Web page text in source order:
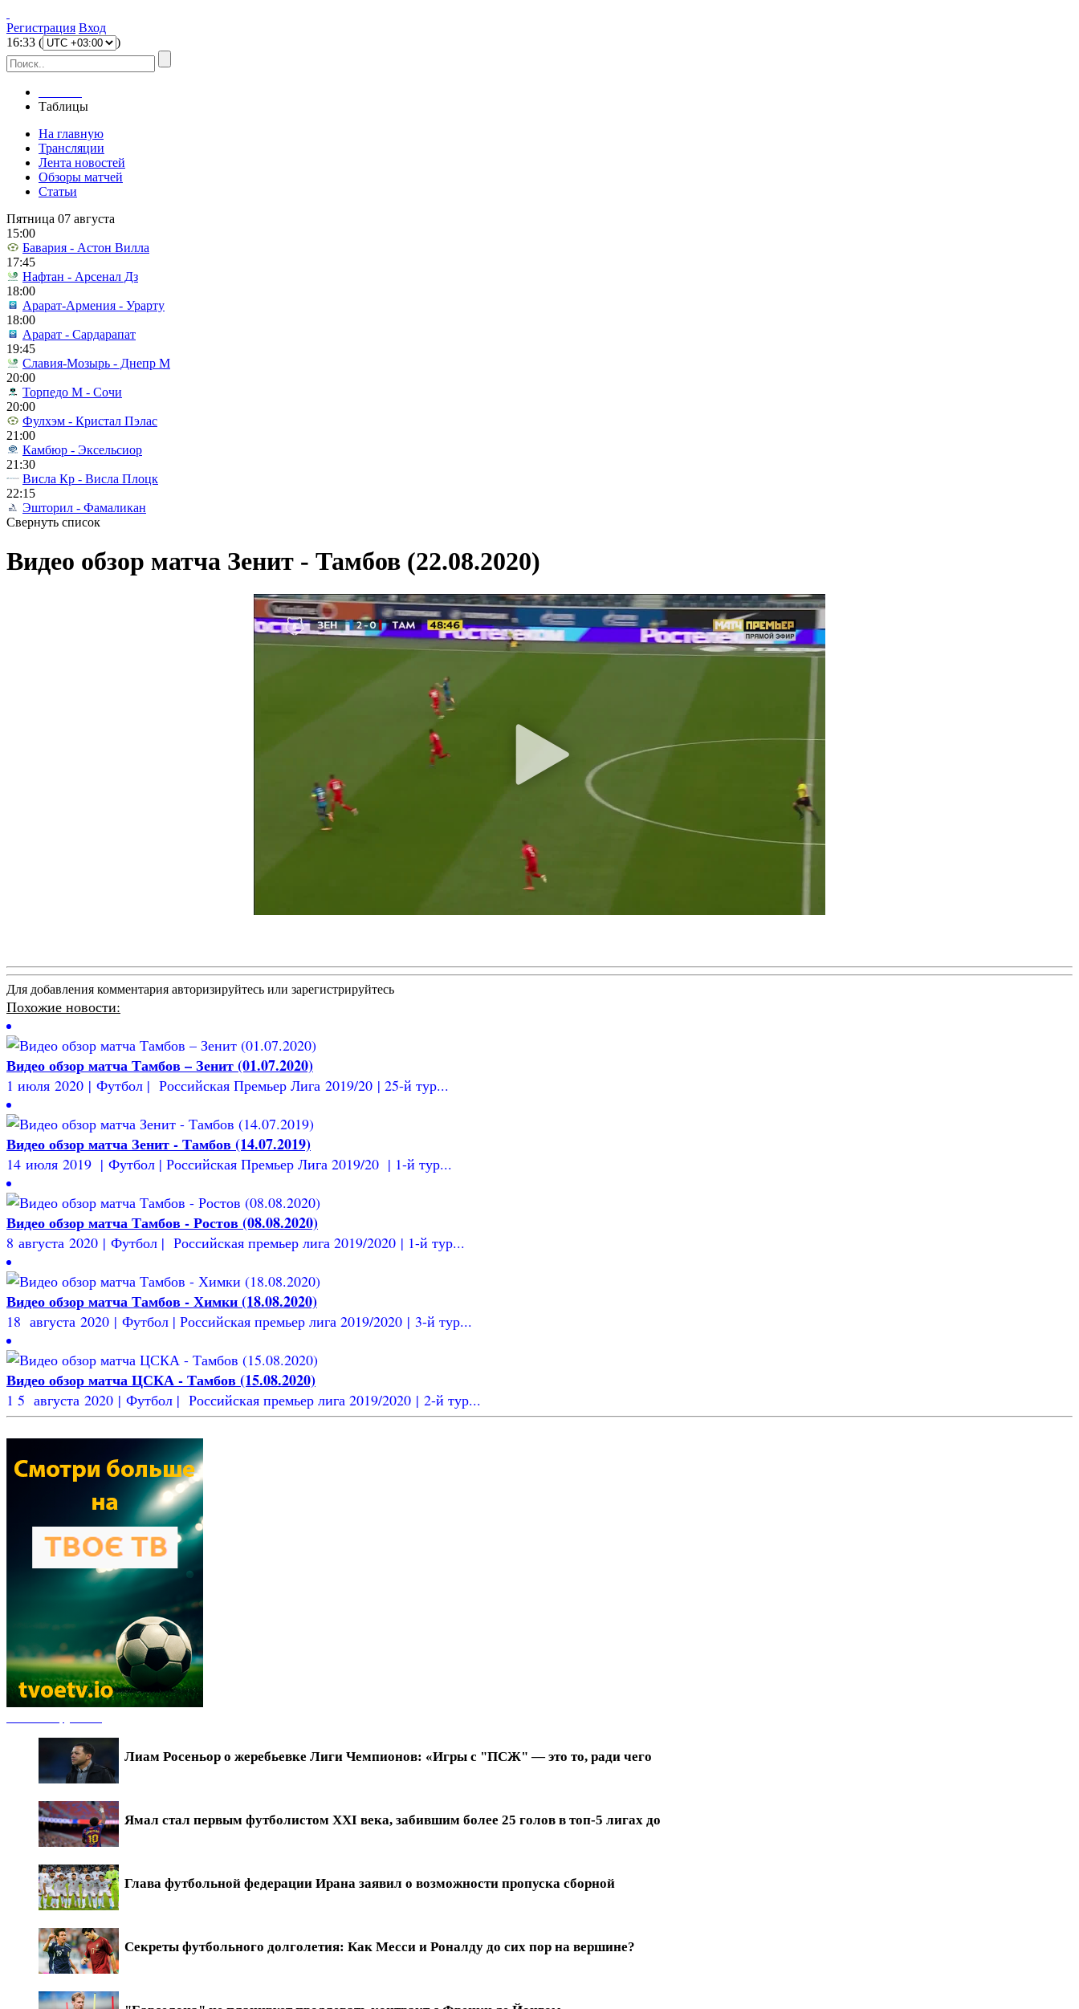
Регистрация Вход
16:33 ( )
Таблицы
На главную
Трансляции
Лента новостей
Обзоры матчей
Статьи
Пятница 07 августа
15:00
Бавария - Астон Вилла
17:45
Нафтан - Арсенал Дз
18:00
Арарат-Армения - Урарту
18:00
Арарат - Сардарапат
19:45
Славия-Мозырь - Днепр М
20:00
Торпедо М - Сочи
20:00
Фулхэм - Кристал Пэлас
21:00
Камбюр - Эксельсиор
21:30
Висла Кр - Висла Плоцк
22:15
Эшторил - Фамаликан
Свернуть список
Видео обзор матча Зенит - Тамбов (22.08.2020)
Для добавления комментария авторизируйтесь или зарегистрируйтесь
Похожие новости:
Видео обзор матча Тамбов – Зенит (01.07.2020)
1 июля 2020 | Футбол | Российская Премьер Лига 2019/20 | 25-й тур...
Видео обзор матча Зенит - Тамбов (14.07.2019)
14 июля 2019 | Футбол | Российская Премьер Лига 2019/20 | 1-й тур...
Видео обзор матча Тамбов - Ростов (08.08.2020)
8 августа 2020 | Футбол | Российская премьер лига 2019/2020 | 1-й тур...
Видео обзор матча Тамбов - Химки (18.08.2020)
18 августа 2020 | Футбол | Российская премьер лига 2019/2020 | 3-й тур...
Видео обзор матча ЦСКА - Тамбов (15.08.2020)
1 5 августа 2020 | Футбол | Российская премьер лига 2019/2020 | 2-й тур...
Лиам Росеньор о жеребьевке Лиги Чемпионов: «Игры с "ПСЖ" — это то, ради чего
Ямал стал первым футболистом XXI века, забившим более 25 голов в топ-5 лигах до
Глава футбольной федерации Ирана заявил о возможности пропуска сборной
Секреты футбольного долголетия: Как Месси и Роналду до сих пор на вершине?